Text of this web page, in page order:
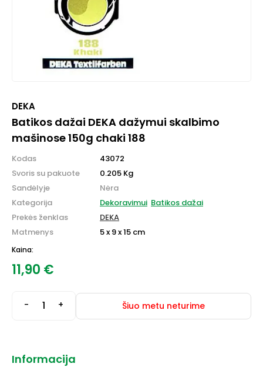
DEKA
Batikos dažai DEKA dažymui skalbimo
mašinose 150g chaki 188
Kodas
Svoris su pakuote
Sandėlyje
Kategorija
Prekės ženklas
Matmenys
43072
0.205 Kg
Nėra
Dekoravimui Batikos dažai
DEKA
5 x 9 x 15 cm
Kaina:
11,90 €
- + Šiuo metu neturime
Informacija